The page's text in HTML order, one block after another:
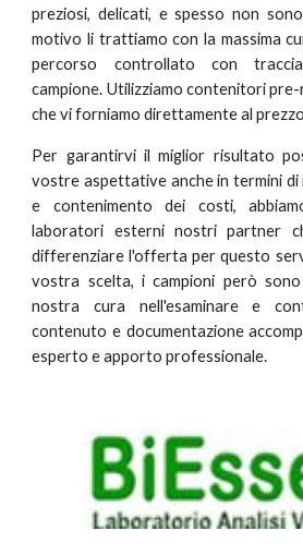
preziosi, delicati, e spesso non
motivo li trattiamo con la massima
percorso controllato con
campione. Utilizziamo contenitori
che vi forniamo direttamente al
Per garantirvi il miglior risultato
vostre aspettative anche in termini di
e contenimento dei costi,
laboratori esterni nostri partner
differenziare l'offerta per questo
vostra scelta, i campioni però
nostra cura nell'esaminare e
contenuto e documentazione
esperto e apporto professionale.